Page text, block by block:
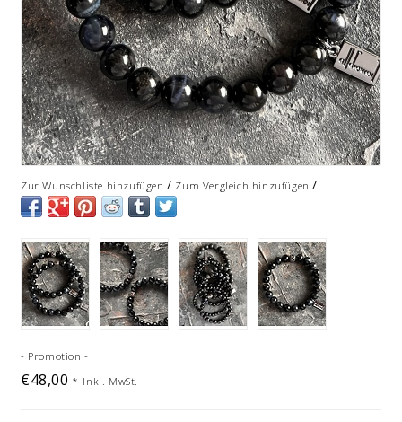
Zur Wunschliste hinzufügen / Zum Vergleich hinzufügen /
- Promotion -
€48,00* Inkl. MwSt.